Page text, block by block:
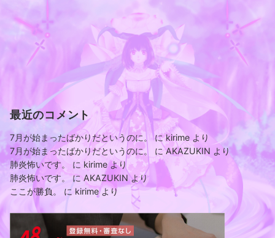
最近のコメント
7月が始まったばかりだというのに。 にkirime より
7月が始まったばかりだというのに。
にAKAZUKIN より
肺炎怖いです。
に kirimeより
肺炎怖いです。にAKAZUKIN より
ここが勝負。
に kirimeより